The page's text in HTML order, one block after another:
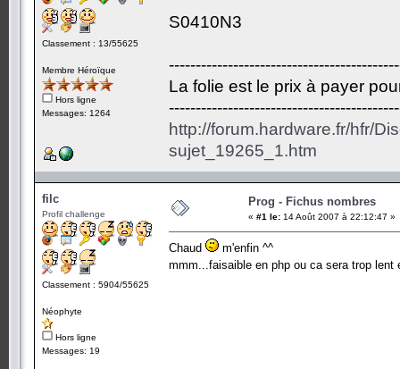
Classement : 13/55625
Membre Héroïque
Hors ligne
Messages: 1264
S0410N3
La folie est le prix à payer
http://forum.hardware.fr/hfr/
sujet_19265_1.htm
filc
Profil challenge
Classement : 5904/55625
Néophyte
Hors ligne
Messages: 19
Prog - Fichus nombres
« #1 le: 14 Août 2007 à 22:12:47 »
Chaud
m'enfin ^^
mmm...faisaible en php ou ca sera trop